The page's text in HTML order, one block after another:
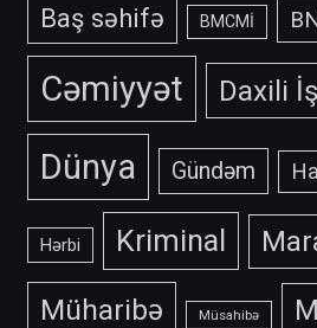
Baş səhifə BMCMİ
Cəmiyyət Daxili
Dünya Gündəm
Hərbi Kriminal
Müharibə Müsahibə